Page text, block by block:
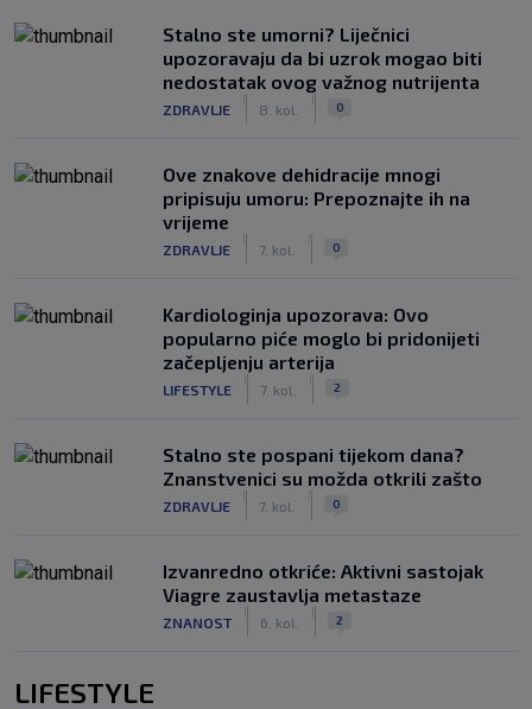
Stalno ste umorni? Liječnici
upozoravaju da bi uzrok mogao biti
nedostatak ovog važnog nutrijenta
ZDRAVLJE 8. kol. 0
Ove znakove dehidracije mnogi
pripisuju umoru: Prepoznajte ih na
vrijeme
ZDRAVLJE 7. kol. 0
Kardiologinja upozorava: Ovo
popularno piće moglo bi pridonijeti
začepljenju arterija
LIFESTYLE 7. kol. 2
Stalno ste pospani tijekom dana?
Znanstvenici su možda otkrili zašto
ZDRAVLJE 7. kol. 0
Izvanredno otkriće: Aktivni sastojak
Viagre zaustavlja metastaze
ZNANOST 6. kol. 2
LIFESTYLE